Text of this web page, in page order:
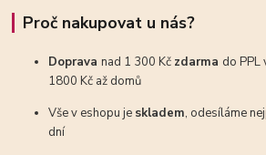
Proč nakupovat u nás?
Dopravanad 1 300 Kč zdarma do PPL
1800 Kč až domů
Vše v eshopu je skladem, odesíláme
dní